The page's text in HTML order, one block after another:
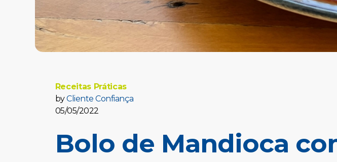
Bolo de Mandioca
05/05/2022
byCliente Confiança
Receitas Práticas